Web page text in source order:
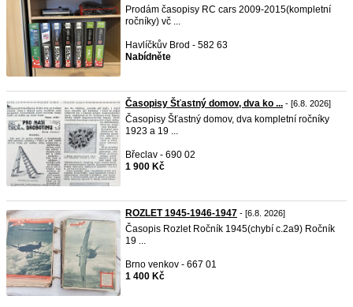
Prodám časopisy RC cars 2009-2015(kompletní
ročníky) vč ...
Havlíčkův Brod - 582 63
Nabídněte
Časopisy Šťastný domov, dva ko ... - [6.8. 2026]
Časopisy Šťastný domov, dva kompletní ročníky
1923 a 19 ...
Břeclav - 690 02
1 900 Kč
ROZLET 1945-1946-1947 - [6.8. 2026]
Časopis Rozlet Ročník 1945(chybí c.2a9) Ročník
19 ...
Brno venkov - 667 01
1 400 Kč